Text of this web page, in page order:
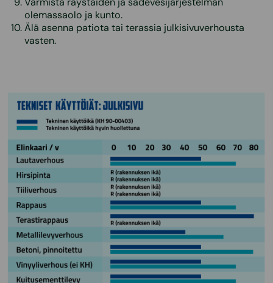
olemassaolo ja kunto.
Älä asenna patiota tai terassia julkisivuverhousta
vasten.